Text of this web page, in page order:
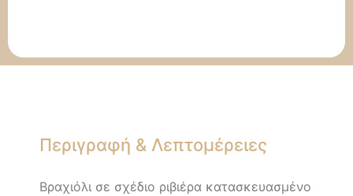
Περιγραφή & Λεπτομέρειες
Βραχιόλι σε σχέδιο ριβιέρα κατασκευασμένο